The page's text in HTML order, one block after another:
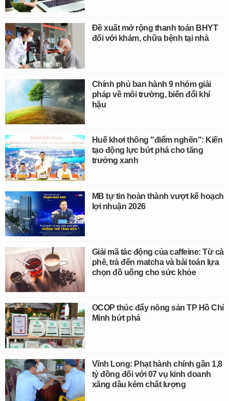
Đề xuất mở rộng thanh toán BHYT
đối với khám, chữa bệnh tại nhà
Chính phủ ban hành 9 nhóm giải
pháp về môi trường, biến đổi khí
hậu
Huế khơi thông "điểm nghẽn": Kiến
tạo động lực bứt phá cho tăng
trưởng xanh
MB tự tin hoàn thành vượt kế hoạch
lợi nhuận 2026
Giải mã tác động của caffeine: Từ cà
phê, trà đến matcha và bài toán lựa
chọn đồ uống cho sức khỏe
OCOP thúc đẩy nông sản TP Hồ Chí
Minh bứt phá
Vĩnh Long: Phạt hành chính gần 1,8
tỷ đồng đối với 07 vụ kinh doanh
xăng dầu kém chất lượng